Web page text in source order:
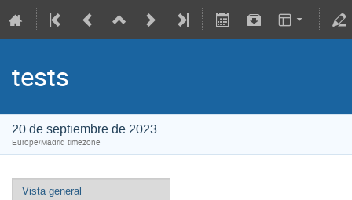
tests
20 de septiembre de 2023
Europe/Madrid timezone
Vista general